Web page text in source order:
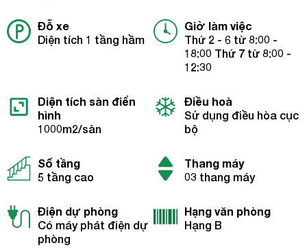
Đỗ xe
Diện tích 1 tầng hầm
Giờ làm việc
Thứ 2 - 6 từ 8:00 -
18:00 Thứ 7 từ 8:00 -
12:30
Diện tích sàn điển
hình
1000m2/sàn
Điều hoà
Sử dụng điều hòa cục
bộ
Số tầng
5 tầng cao
Thang máy
03 thang máy
Điện dự phòng
Có máy phát điện dự
phòng
Hạng văn phòng
Hạng B